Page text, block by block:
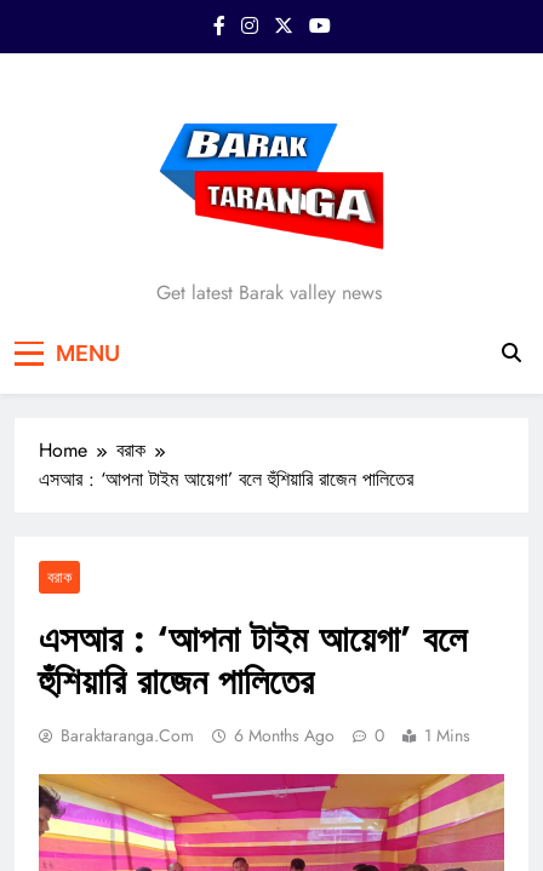
Barak Taranga
Get latest Barak valley news
MENU
Home
বরাক
এসআর : ‘আপনা টাইম আয়েগা’ বলে হুঁশিয়ারি রাজেন পালিতের
বরাক
এসআর : ‘আপনা টাইম আয়েগা’ বলে
হুঁশিয়ারি রাজেন পালিতের
Baraktaranga.com 6 Months Ago 0 1 Mins